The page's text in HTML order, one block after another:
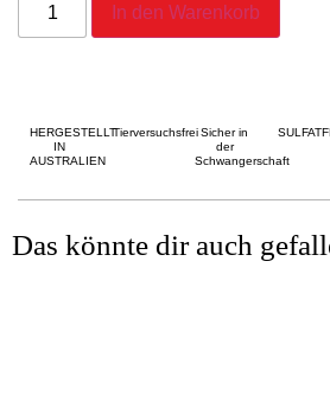
In den Warenkorb
HERGESTELLT
IN
AUSTRALIEN
Tierversuchsfrei Sicher in
der
Schwangerschaft
Das könnte dir auch